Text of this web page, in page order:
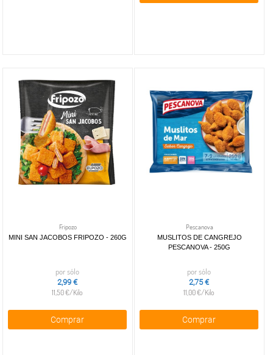
Fripozo
MINI SAN JACOBOS FRIPOZO - 260G
por sólo
2,99 €
11,50 €/Kilo
Comprar
Pescanova
MUSLITOS DE CANGREJO
PESCANOVA - 250G
por sólo
2,75 €
11,00 €/Kilo
Comprar